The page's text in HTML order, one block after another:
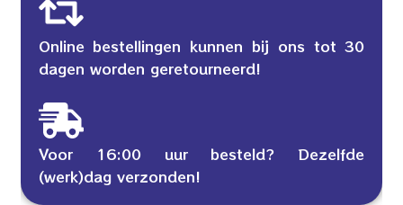
Online bestellingen kunnen bij ons tot 30
dagen worden geretourneerd!
Voor 16:00 uur besteld? Dezelfde
(werk)dag verzonden!